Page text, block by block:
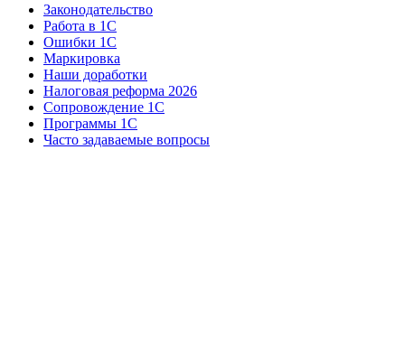
Законодательство
Работа в 1С
Ошибки 1С
Маркировка
Наши доработки
Налоговая реформа 2026
Сопровождение 1С
Программы 1С
Часто задаваемые вопросы